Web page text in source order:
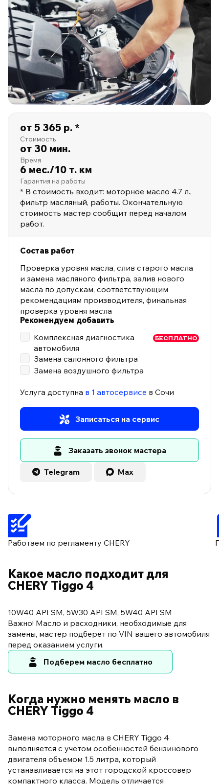
от 5 365 р. *
Стоимость
от 30 мин.
Время
6 мес./10 т. км
Гарантия на работы
* В стоимость входит: моторное масло 4.7 л.,
фильтр масляный, работы. Окончательную
стоимость мастер сообщит перед началом
работ.
Состав работ
Проверка уровня масла, слив старого масла
и замена масляного фильтра, залив нового
масла по допускам, соответствующим
рекомендациям производителя, финальная
проверка уровня масла
Рекомендуем добавить
БЕСПЛАТНО
Комплексная диагностика
автомобиля
Замена салонного фильтра
Замена воздушного фильтра
Услуга доступна в 1 автосервисе в Сочи
Записаться на сервис
Заказать звонок мастера
Telegram Max
Работаем по регламенту CHERY
Какое масло подходит для
CHERY Tiggo 4
10W40 API SM, 5W30 API SM, 5W40 API SM
Важно! Масло и расходники, необходимые для
замены, мастер подберет по VIN вашего автомобиля
перед оказанием услуги.
Подберем масло бесплатно
Когда нужно менять масло в
CHERY Tiggo 4
Замена моторного масла в CHERY Tiggo 4
выполняется с учетом особенностей бензинового
двигателя объемом 1.5 литра, который
устанавливается на этот городской кроссовер
компактного класса. Модель отличается